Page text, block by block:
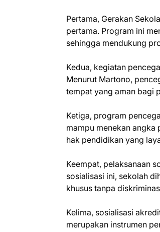
Pertama, Gerakan
pertama. Program ini
sehingga mendukung
Kedua, kegiatan
Menurut Martono,
tempat yang aman bagi
Ketiga, program
mampu menekan angka
hak pendidikan yang
Keempat, pelaksanaan
sosialisasi ini, sekolah
khusus tanpa
Kelima, sosialisasi
merupakan instrumen